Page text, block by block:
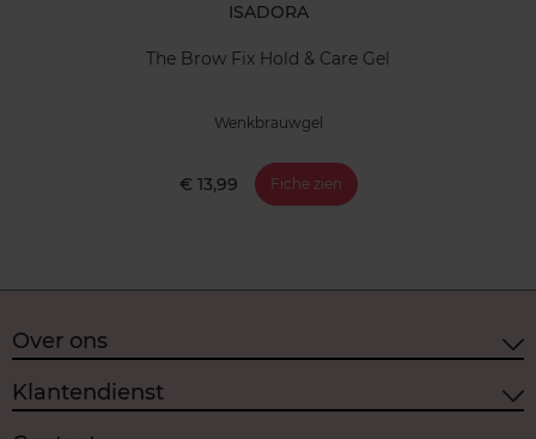
ISADORA
The Brow Fix Hold & Care Gel
Wenkbrauwgel
€ 13,99 Fiche zien
Over ons
Klantendienst